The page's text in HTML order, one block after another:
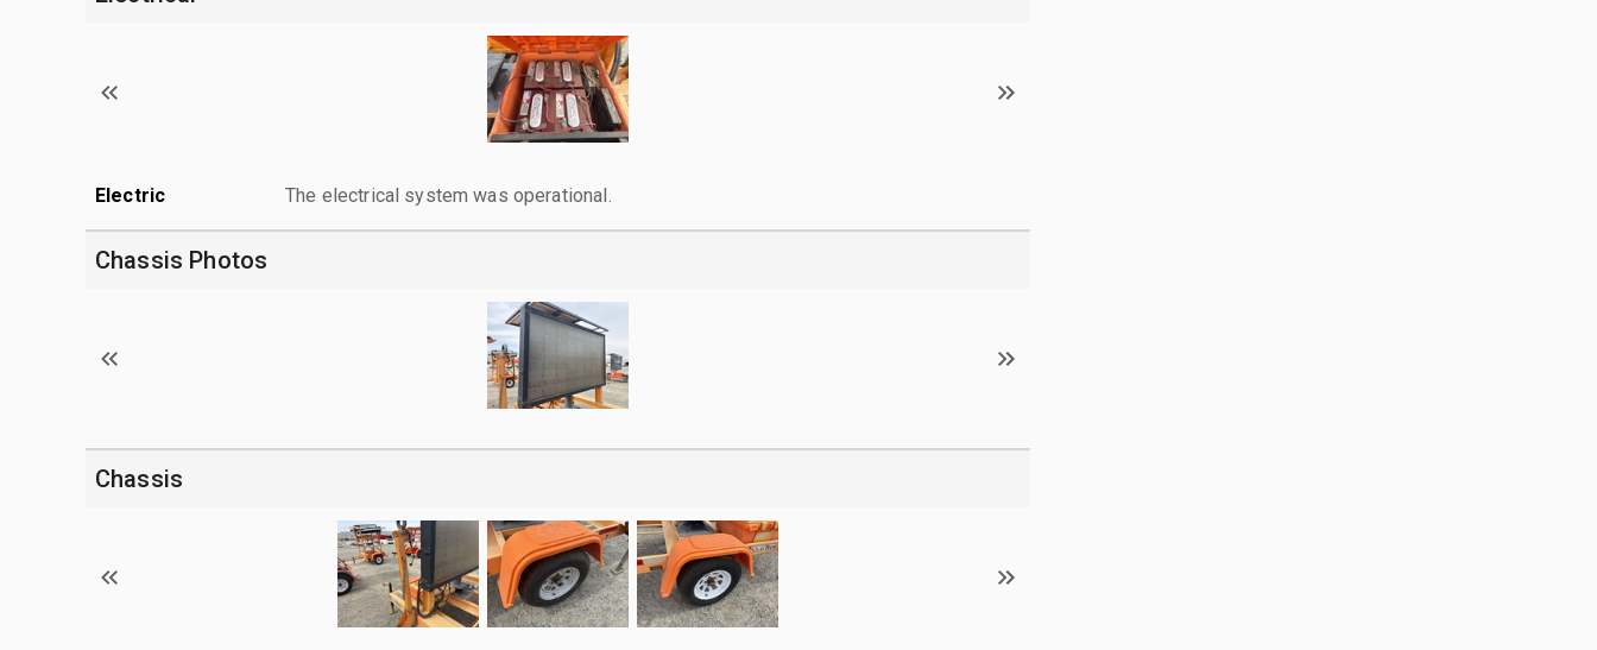
Electric The electrical system was operational.
Chassis Photos
Chassis